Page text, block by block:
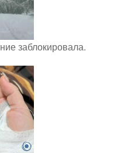
заблокировала.